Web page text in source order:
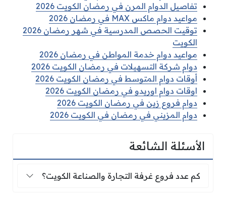
تفاصيل الدوام المرن في رمضان الكويت 2026
مواعيد دوام ماكس MAX في رمضان 2026
توقيت الحصص المدرسية في شهر رمضان 2026
الكويت
مواعيد دوام خدمة المواطن في رمضان 2026
دوام شركة التسهيلات في رمضان الكويت 2026
أوقات دوام المتوسط في رمضان الكويت 2026
اوقات دوام اوريدو في رمضان الكويت 2026
دوام فروع زين في رمضان الكويت 2026
دوام المزيني في رمضان في الكويت 2026
الأسئلة الشائعة
كم عدد فروع غرفة التجارة والصناعة الكويت؟
كم عدد فروع غرفة التجارة والصناعة الكويت؟